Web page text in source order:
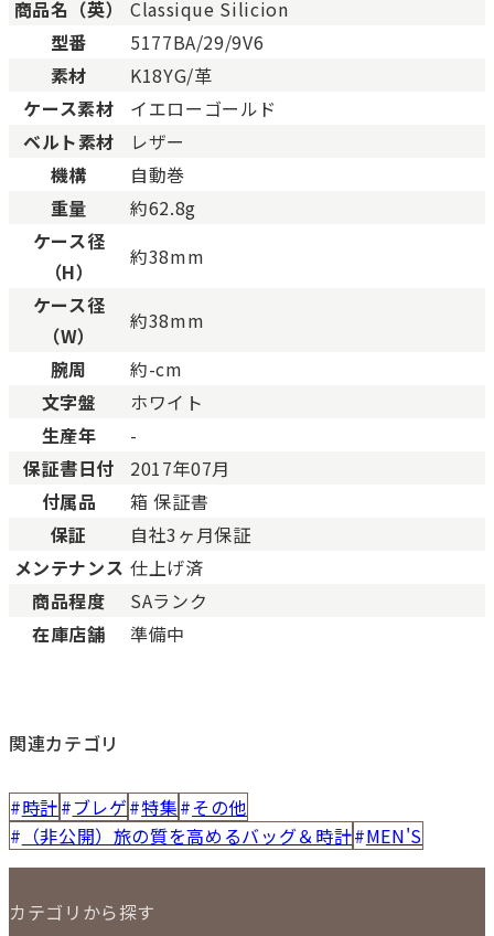
Bランク 一般的な使用感があり、傷
BCランク
Cランク
商品名（英）
Classique Silicion
型番
5177BA/29/9V6
素材
K18YG/革
ケース素材
イエローゴールド
ベルト素材
レザー
機構
自動巻
重量
約62.8g
ケース径
（H）
約38mm
ケース径
（W）
約38mm
腕周
約-cm
文字盤
ホワイト
生産年
-
保証書日付
2017年07月
付属品
箱 保証書
保証
自社3ヶ月保証
メンテナンス 仕上げ済
商品程度
SAランク
在庫店舗
準備中
関連カテゴリ
時計 ブレゲ 特集
その他
（非公開）旅の質を高めるバッグ＆時計 MEN'S
カテゴリから探す